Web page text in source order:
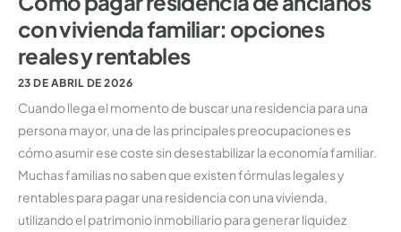
con vivienda familiar: opciones
reales y rentables
23 DE ABRIL DE 2026
Cuando llega el momento de buscar una residencia para una
persona mayor, una de las principales preocupaciones es
cómo asumir ese coste sin desestabilizar la economía familiar.
Muchas familias no saben que existen fórmulas legales y
rentables para pagar una residencia con una vivienda,
utilizando el patrimonio inmobiliario para generar liquidez